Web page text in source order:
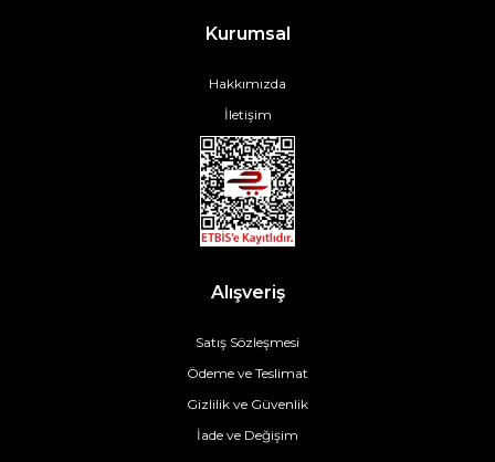
Kurumsal
Hakkımızda
İletişim
Alışveriş
Satış Sözleşmesi
Ödeme ve Teslimat
Gizlilik ve Güvenlik
İade ve Değişim